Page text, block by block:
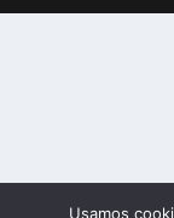
Usamos